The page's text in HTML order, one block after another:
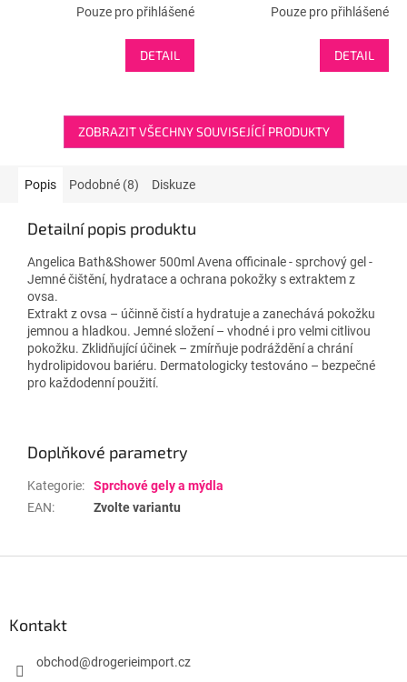
Pouze pro přihlášené
DETAIL
Pouze pro přihlášené
DETAIL
ZOBRAZIT VŠECHNY SOUVISEJÍCÍ PRODUKTY
Popis Podobné (8) Diskuze
Detailní popis produktu
Angelica Bath&Shower 500ml Avena officinale - sprchový gel -
Jemné čištění, hydratace a ochrana pokožky s extraktem z
ovsa.
Extrakt z ovsa – účinně čistí a hydratuje a zanechává pokožku
jemnou a hladkou. Jemné složení – vhodné i pro velmi citlivou
pokožku. Zklidňující účinek – zmírňuje podráždění a chrání
hydrolipidovou bariéru. Dermatologicky testováno – bezpečné
pro každodenní použití.
Doplňkové parametry
Kategorie:
Sprchové gely a mýdla
EAN: Zvolte variantu
Kontakt
obchod@drogerieimport.cz